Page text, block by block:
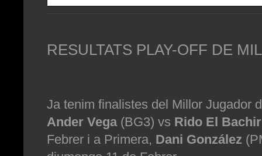
RESULTATS PLAY-OFF DE
Ja tenim finalistes del Millor Jugador
Ander Vega(BG3) vs Rido El
Febrer i a Primera, Dani González